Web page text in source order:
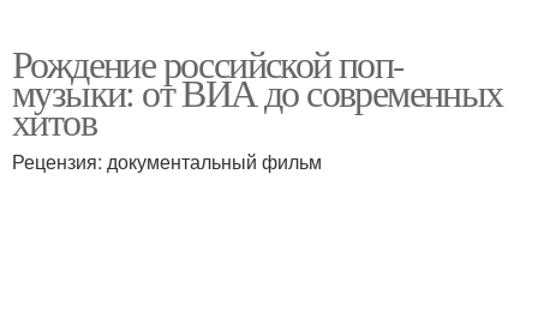
Рождение российской поп-
музыки: от ВИА до современных
хитов
Рецензия: документальный фильм